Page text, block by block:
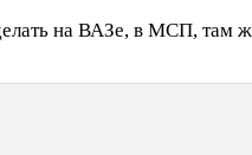
на ВАЗе, в МСП, там